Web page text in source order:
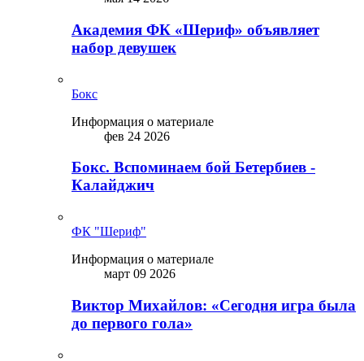
Академия ФК «Шериф» объявляет
набор девушек
Бокс
Информация о материале
фев 24 2026
Бокс. Вспоминаем бой Бетербиев -
Калайджич
ФК "Шериф"
Информация о материале
март 09 2026
Виктор Михайлов: «Сегодня игра была
до первого гола»